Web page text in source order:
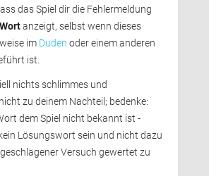
das Spiel dir die Fehlermeldung
anzeigt, selbst wenn dieses
im Duden oder einem anderen
ist.
nichts schlimmes und
zu deinem Nachteil; bedenke:
dem Spiel nicht bekannt ist -
Lösungswort sein und nicht dazu
Versuch gewertet zu